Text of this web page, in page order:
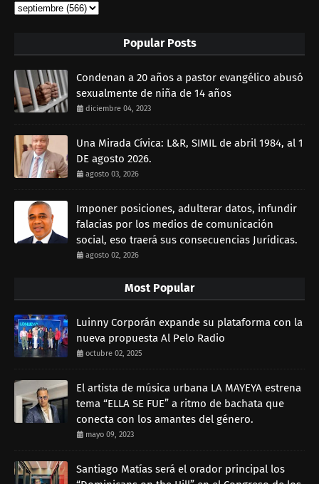
Popular Posts
Condenan a 20 años a pastor evangélico abusó
sexualmente de niña de 14 años
diciembre 04, 2023
Una Mirada Cívica: L&R, SIMIL de abril 1984, al 1
DE agosto 2026.
agosto 03, 2026
Imponer posiciones, adulterar datos, infundir
falacias por los medios de comunicación
social, eso traerá sus consecuencias Jurídicas.
agosto 02, 2026
Most Popular
Luinny Corporán expande su plataforma con la
nueva propuesta Al Pelo Radio
octubre 02, 2025
El artista de música urbana LA MAYEYA estrena
tema “ELLA SE FUE” a ritmo de bachata que
conecta con los amantes del género.
mayo 09, 2023
Santiago Matías será el orador principal los